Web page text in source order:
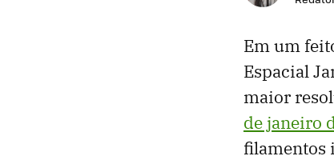
Em um
Espacial
maior
de janeiro
filamentos